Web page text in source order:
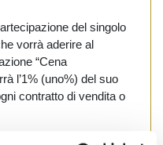
del singolo
vorrà aderire al
“Cena
l’1% (uno%) del suo
contratto di vendita o